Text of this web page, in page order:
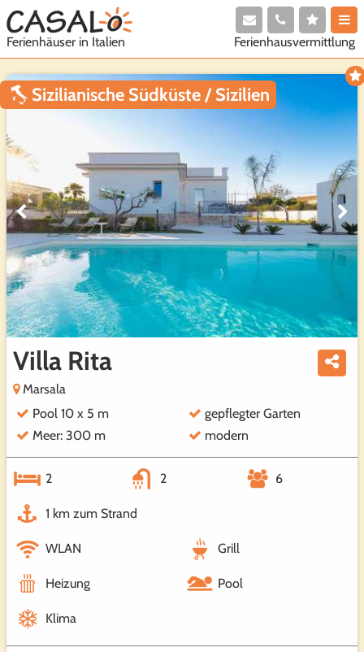
Ferienhausvermittlung
Ferienhäuser in Italien
Sizilianische Südküste / Sizilien
Villa Rita
Marsala
Pool 10 x 5 m
gepflegter Garten
Meer: 300 m
modern
2 2 6
1 km zum Strand
WLAN Grill
Heizung Pool
Klima